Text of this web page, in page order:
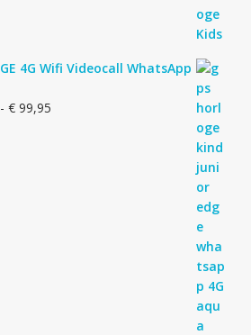
4G Wifi Videocall WhatsApp
- €99,95Prijsklasse: